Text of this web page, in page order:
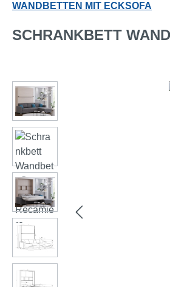
WANDBETTEN MIT ECKSOFA
SCHRANKBETT